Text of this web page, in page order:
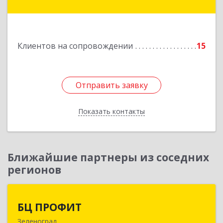
Клиентов на сопровождении 15
Отправить заявку
Показать контакты
Отправить заявку
Назад
Ближайшие партнеры из соседних
регионов
БЦ ПРОФИТ
Зеленоград